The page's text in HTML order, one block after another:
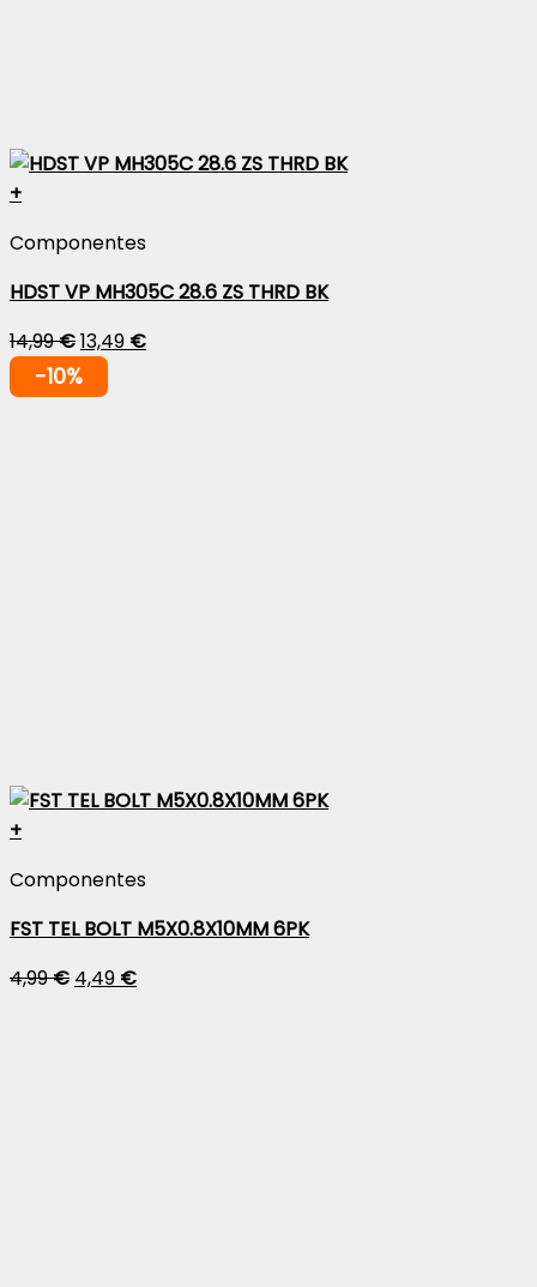
+
Componentes
HDST VP MH305C 28.6 ZS THRD BK
14,99€13,49 €
-10%
+
Componentes
FST TEL BOLT M5X0.8X10MM 6PK
4,99€ 4,49 €